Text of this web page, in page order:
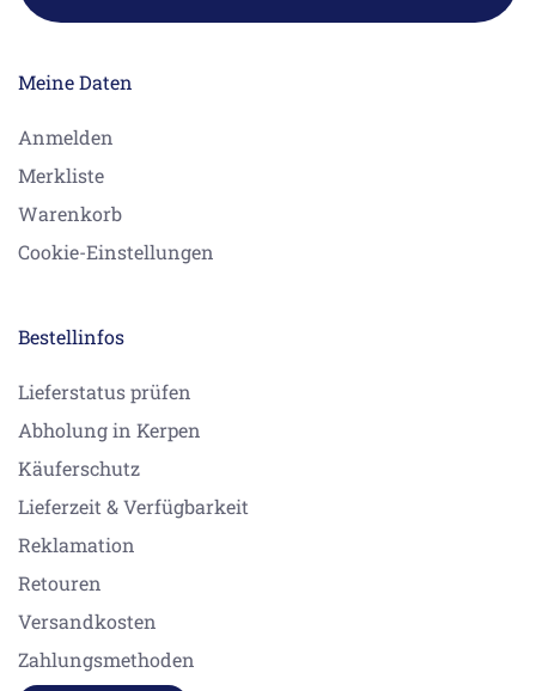
Meine Daten
Anmelden
Merkliste
Warenkorb
Cookie-Einstellungen
Bestellinfos
Lieferstatus prüfen
Abholung in Kerpen
Käuferschutz
Lieferzeit & Verfügbarkeit
Reklamation
Retouren
Versandkosten
Zahlungsmethoden